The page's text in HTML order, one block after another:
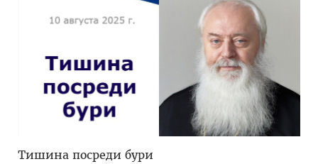
Тишина посреди бури